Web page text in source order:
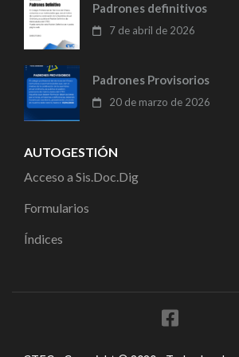
Padrones definitivos
7 de abril de 2026
Padrones Provisorios
20 de marzo de 2026
AUTOGESTIÓN
Acceso a Sis.Doc.Dig
Formularios
Índices